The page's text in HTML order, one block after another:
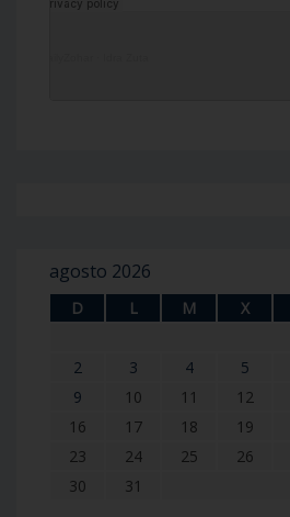
agosto 2026
D L M X
2
3 4 5
9
10 11 12
16
17 18 19
23
24 25 26
30
31